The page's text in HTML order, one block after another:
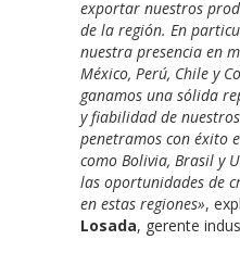
exportar nuestros
de la región. En
nuestra presencia en
México, Perú, Chile y
ganamos una sólida
y fiabilidad de
penetramos con éxito
como Bolivia, Brasil y
las oportunidades de
en estas regiones»,
Losada, gerente